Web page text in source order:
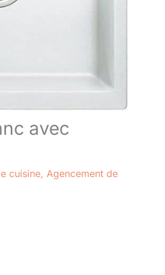
avec
cuisine, Agencement de